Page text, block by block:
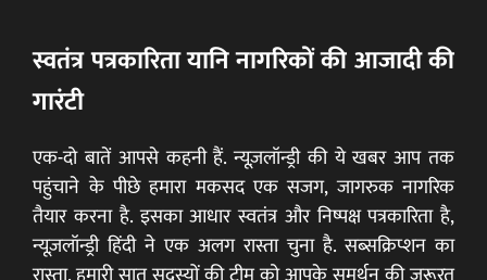
स्वतंत्र पत्रकारिता यानि नागरिकों की आजादी की
गारंटी
एक-दो बातें आपसे कहनी हैं. न्यूज़लॉन्ड्री की ये खबर आप तक
पहुंचाने के पीछे हमारा मकसद एक सजग, जागरुक नागरिक
तैयार करना है. इसका आधार स्वतंत्र और निष्पक्ष पत्रकारिता है,
न्यूज़लॉन्ड्री हिंदी ने एक अलग रास्ता चुना है. सब्सक्रिप्शन का